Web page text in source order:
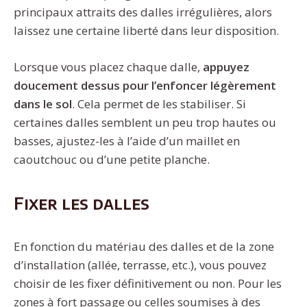
principaux attraits des dalles irrégulières, alors
laissez une certaine liberté dans leur disposition.
Lorsque vous placez chaque dalle, appuyez
doucement dessus pour l’enfoncer légèrement
dans le sol. Cela permet de les stabiliser. Si
certaines dalles semblent un peu trop hautes ou
basses, ajustez-les à l’aide d’un maillet en
caoutchouc ou d’une petite planche.
Fixer les dalles
En fonction du matériau des dalles et de la zone
d’installation (allée, terrasse, etc.), vous pouvez
choisir de les fixer définitivement ou non. Pour les
zones à fort passage ou celles soumises à des